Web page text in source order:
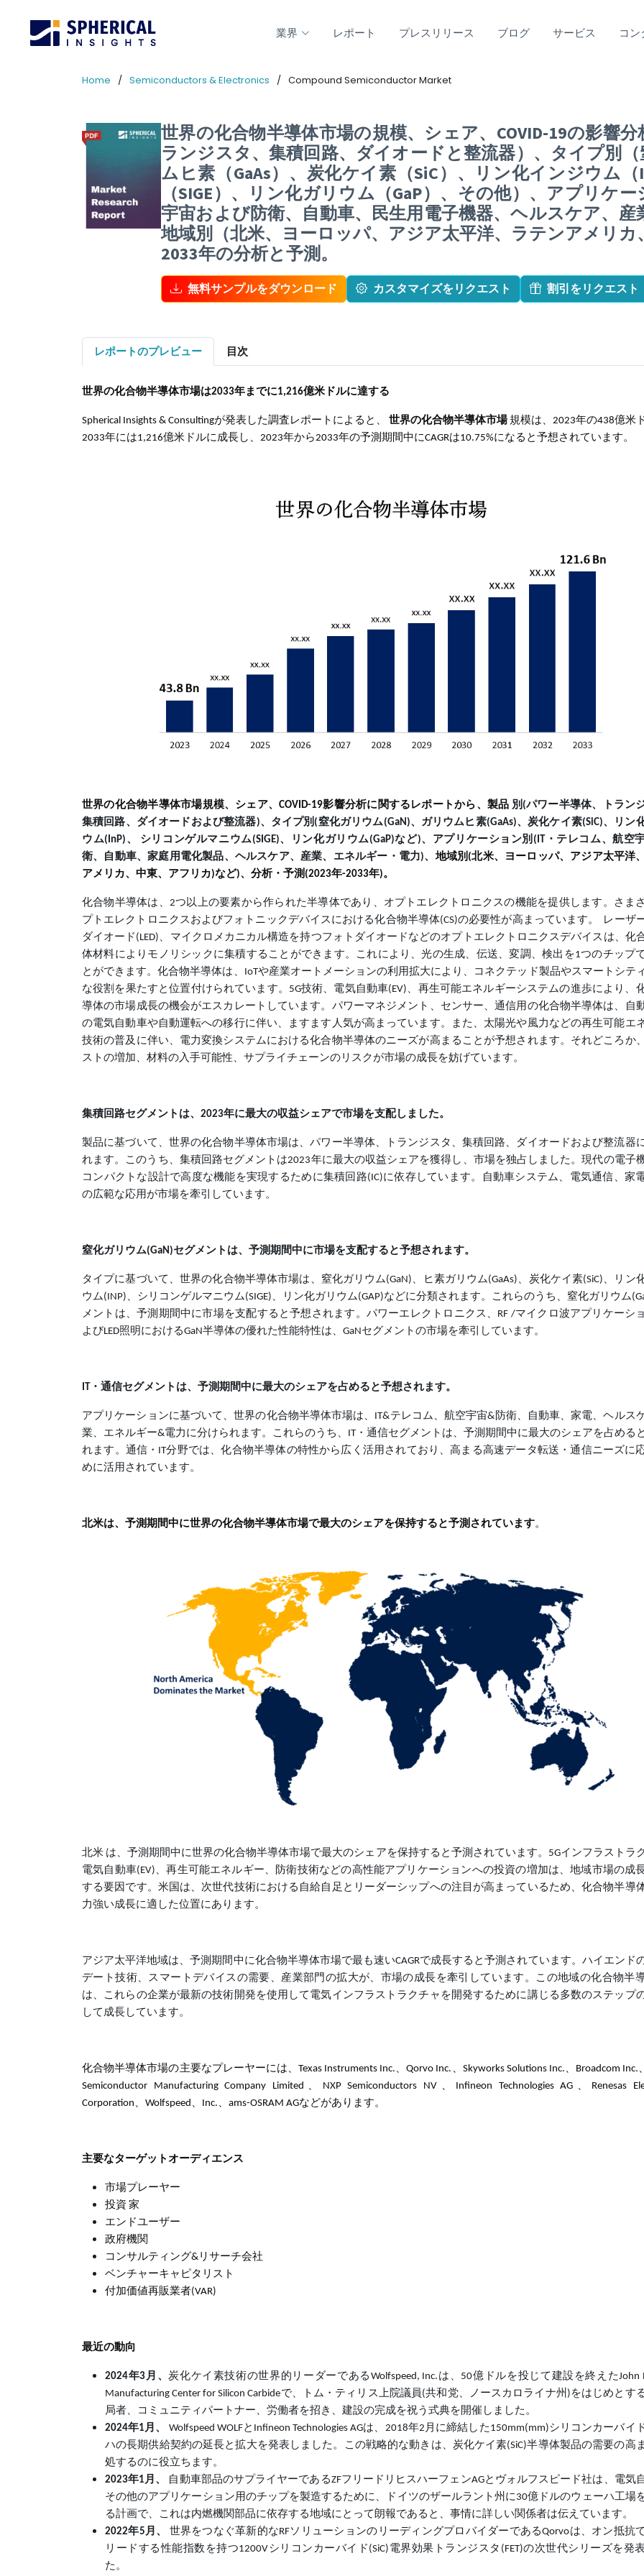
業界 レポート プレスリリース ブログ サービス コン
Home Semiconductors & Electronics Compound Semiconductor Market
世界の化合物半導体市場の規模、シェア、COVID-19の影響
ランジスタ、集積回路、ダイオードと整流器）、タイプ別
ムヒ素（GaAs）、炭化ケイ素（SiC）、リン化インジウム
（SIGE）、リン化ガリウム（GaP）、その他）、アプリケ
宇宙および防衛、自動車、民生用電子機器、ヘルスケア、産
地域別（北米、ヨーロッパ、アジア太平洋、ラテンアメリカ
2033年の分析と予測。
無料サンプルをダウンロード カスタマイズをリクエスト 割引をリクエスト
レポートのプレビュー 目次
世界の化合物半導体市場は2033年までに1,216億米ドルに達する
Spherical Insights & Consultingが発表した調査レポートによると、 世界の化合物半導体市場 規模は、2023年の438億米
2033年には1,216億米ドルに成長し、2023年から2033年の予測期間中にCAGRは10.75%になると予想されています。
世界の化合物半導体市場規模、シェア、COVID-19影響分析に関するレポートから、製品 別(パワー半導体、トラン
集積回路、ダイオードおよび整流器)、タイプ別(窒化ガリウム(GaN)、ガリウムヒ素(GaAs)、炭化ケイ素(SiC)、リン
ウム(InP)、 シリコンゲルマニウム(SIGE)、リン化ガリウム(GaP)など)、アプリケーション別(IT・テレコム、航空
衛、自動車、家庭用電化製品、ヘルスケア、産業、エネルギー・電力)、地域別(北米、ヨーロッパ、アジア太平洋
アメリカ、中東、アフリカ)など)、分析・予測(2023年-2033年)。
化合物半導体は、2つ以上の要素から作られた半導体であり、オプトエレクトロニクスの機能を提供します。さま
プトエレクトロニクスおよびフォトニックデバイスにおける化合物半導体(CS)の必要性が高まっています。 レーザ
ダイオード(LED)、マイクロメカニカル構造を持つフォトダイオードなどのオプトエレクトロニクスデバイスは、化
体材料によりモノリシックに集積することができます。これにより、光の生成、伝送、変調、検出を1つのチップ
とができます。化合物半導体は、IoTや産業オートメーションの利用拡大により、コネクテッド製品やスマートシテ
な役割を果たすと位置付けられています。5G技術、電気自動車(EV)、再生可能エネルギーシステムの進歩により、
導体の市場成長の機会がエスカレートしています。パワーマネジメント、センサー、通信用の化合物半導体は、自
の電気自動車や自動運転への移行に伴い、ますます人気が高まっています。また、太陽光や風力などの再生可能エ
技術の普及に伴い、電力変換システムにおける化合物半導体のニーズが高まることが予想されます。それどころか
ストの増加、材料の入手可能性、サプライチェーンのリスクが市場の成長を妨げています。
集積回路セグメントは、2023年に最大の収益シェアで市場を支配しました。
製品に基づいて、世界の化合物半導体市場は、パワー半導体、トランジスタ、集積回路、ダイオードおよび整流器
れます。このうち、集積回路セグメントは2023年に最大の収益シェアを獲得し、市場を独占しました。現代の電子機
コンパクトな設計で高度な機能を実現するために集積回路(IC)に依存しています。自動車システム、電気通信、家
の広範な応用が市場を牽引しています。
窒化ガリウム(GaN)セグメントは、予測期間中に市場を支配すると予想されます。
タイプに基づいて、世界の化合物半導体市場は、窒化ガリウム(GaN)、ヒ素ガリウム(GaAs)、炭化ケイ素(SiC)、リン
ウム(INP)、シリコンゲルマニウム(SIGE)、リン化ガリウム(GAP)などに分類されます。これらのうち、窒化ガリウム
メントは、予測期間中に市場を支配すると予想されます。パワーエレクトロニクス、RF /マイクロ波アプリケーシ
よびLED照明におけるGaN半導体の優れた性能特性は、GaNセグメントの市場を牽引しています。
IT・通信セグメントは、予測期間中に最大のシェアを占めると予想されます。
アプリケーションに基づいて、世界の化合物半導体市場は、IT&テレコム、航空宇宙&防衛、自動車、家電、ヘルス
業、エネルギー&電力に分けられます。これらのうち、IT・通信セグメントは、予測期間中に最大のシェアを占める
れます。通信・IT分野では、化合物半導体の特性から広く活用されており、高まる高速データ転送・通信ニーズに
めに活用されています。
北米は、予測期間中に世界の化合物半導体市場で最大のシェアを保持すると予測されています。
北米 は、予測期間中に世界の化合物半導体市場で最大のシェアを保持すると予測されています。5Gインフラストラ
電気自動車(EV)、再生可能エネルギー、防衛技術などの高性能アプリケーションへの投資の増加は、地域市場の成
する要因です。米国は、次世代技術における自給自足とリーダーシップへの注目が高まっているため、化合物半導
力強い成長に適した位置にあります。
アジア太平洋地域は、予測期間中に化合物半導体市場で最も速いCAGRで成長すると予測されています。ハイエンド
デート技術、スマートデバイスの需要、産業部門の拡大が、市場の成長を牽引しています。この地域の化合物半
は、これらの企業が最新の技術開発を使用して電気インフラストラクチャを開発するために講じる多数のステップ
して成長しています。
化合物半導体市場の主要なプレーヤーには、Texas Instruments Inc.、Qorvo Inc.、Skyworks Solutions Inc.、Broadcom Inc.
Semiconductor Manufacturing Company Limited、NXP Semiconductors NV、Infineon Technologies AG、Renesas
Corporation、Wolfspeed、Inc.、ams-OSRAM AGなどがあります。
主要なターゲットオーディエンス
市場プレーヤー
投資 家
エンドユーザー
政府機関
コンサルティング&リサーチ会社
ベンチャーキャピタリスト
付加価値再販業者(VAR)
最近の動向
2024年3月、炭化ケイ素技術の世界的リーダーであるWolfspeed, Inc.は、50億ドルを投じて建設を終えたJohn
Manufacturing Center for Silicon Carbideで、トム・ティリス上院議員(共和党、ノースカロライナ州)をはじめとす
局者、コミュニティパートナー、労働者を招き、建設の完成を祝う式典を開催しました。
2024年1月、 Wolfspeed WOLFとInfineon Technologies AGは、2018年2月に締結した150mm(mm)シリコンカーバイ
ハの長期供給契約の延長と拡大を発表しました。この戦略的な動きは、炭化ケイ素(SiC)半導体製品の需要の高
処するのに役立ちます。
2023年1月、
自動車部品のサプライヤーであるZFフリードリヒスハーフェンAGとヴォルフスピード社は、電気
その他のアプリケーション用のチップを製造するために、ドイツのザールラント州に30億ドルのウェーハ工場
る計画で、これは内燃機関部品に依存する地域にとって朗報であると、事情に詳しい関係者は伝えています。
2022年5月、 世界をつなぐ革新的なRFソリューションのリーディングプロバイダーであるQorvoは、オン抵抗
リードする性能指数を持つ1200Vシリコンカーバイド(SiC)電界効果トランジスタ(FET)の次世代シリーズを発
た。